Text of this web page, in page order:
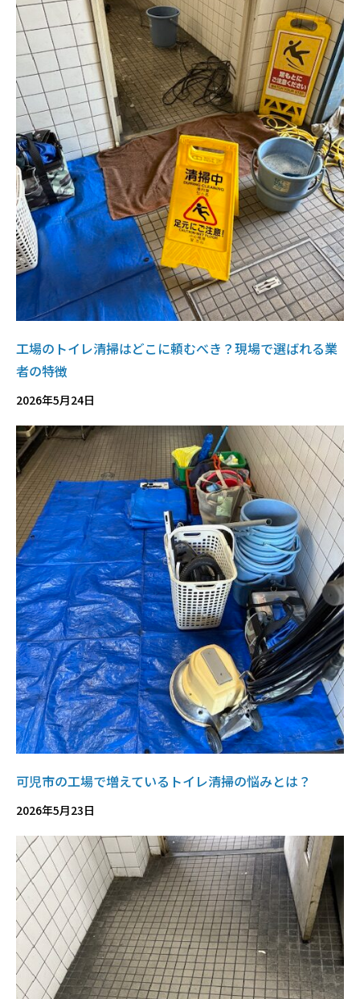
工場のトイレ清掃はどこに頼むべき？現場で選ばれる業
者の特徴
2026年5月24日
可児市の工場で増えているトイレ清掃の悩みとは？
2026年5月23日